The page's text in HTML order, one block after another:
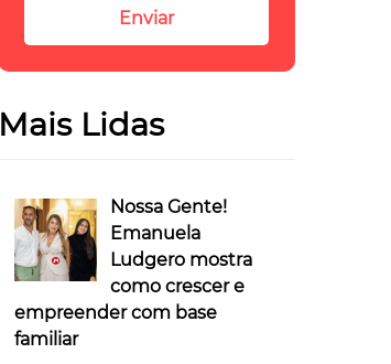
Mais Lidas
Nossa Gente!
Emanuela
Ludgero mostra
como crescer e
empreender com base
familiar